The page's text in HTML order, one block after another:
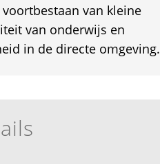
van kleine
van onderwijs en
in de directe omgeving.